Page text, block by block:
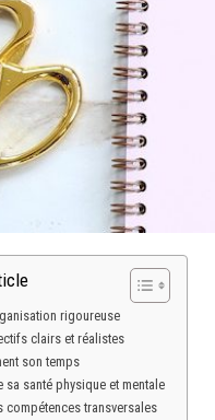
rigoureuse
clairs et réalistes
son temps
sa santé physique et mentale
compétences transversales